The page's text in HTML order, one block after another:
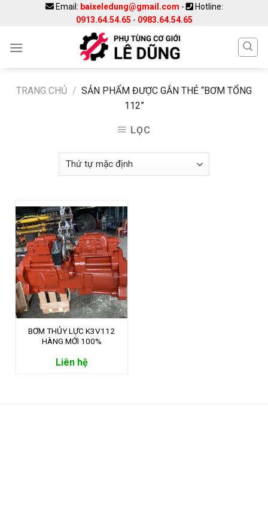
Email: baixeledung@gmail.com -
Hotline:
0913.64.54.65 - 0983.64.54.65
TRANG CHỦ / SẢN PHẨM ĐƯỢC GẮN THẺ “BƠM TỔNG
112”
LỌC
BƠM THỦY LỰC K3V112
HÀNG MỚI 100%
Liên hệ